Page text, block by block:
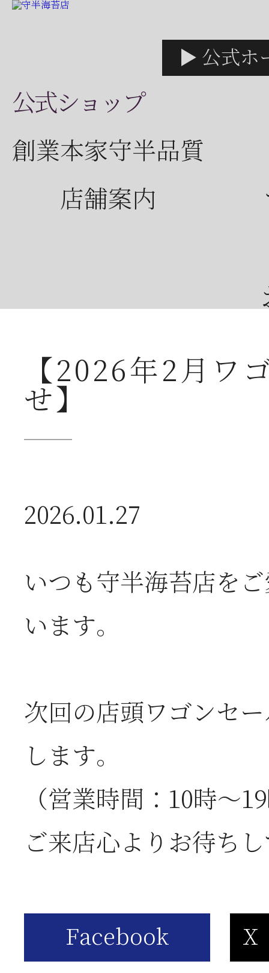
公式ショップ
▶ 公式ホ
創業本家守半品質
店舗案内
2026年07月23日
2026年07月08日
2026年06月28日
【2026年2月ワ
せ】
2026.01.27
いつも守半海苔店を
います。
次回の店頭ワゴンセ
します。
（営業時間：10時～
ご来店心よりお待ち